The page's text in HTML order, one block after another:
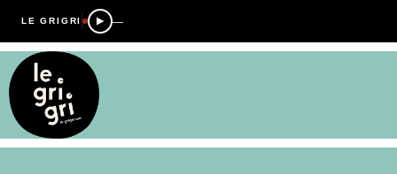
LE GRIGRI —